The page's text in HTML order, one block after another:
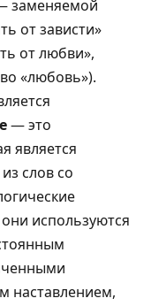
заменяемой
от зависти»
от любви»,
«любовь»).
— это
является
слов со
используются
наставлением,